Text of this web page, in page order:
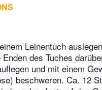
Leinentuch
des Tuches
und mit einem
beschweren. Ca. 12